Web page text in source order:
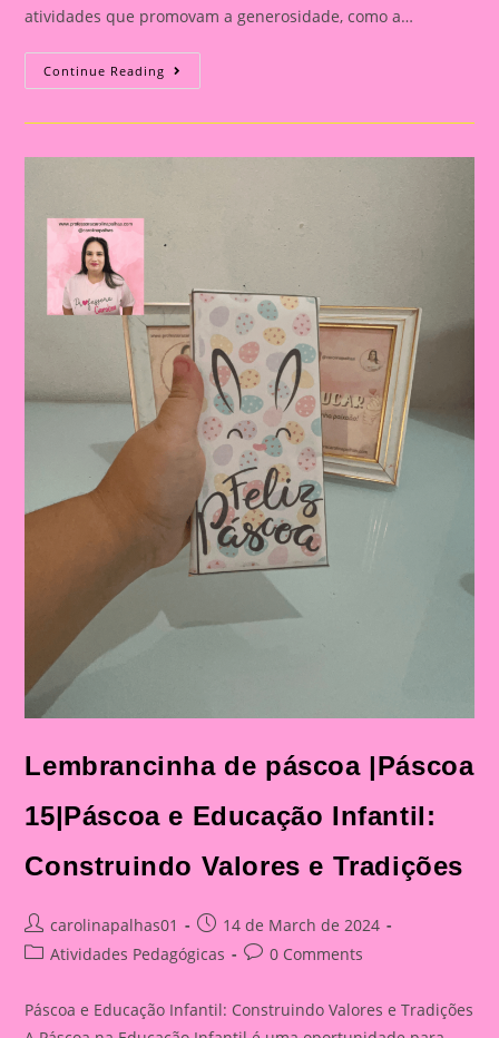
atividades que promovam a generosidade, como a…
Continue Reading Lembrancinha
De
|Páscoa
Educação
E
Tradições
Lembrancinha de páscoa |Páscoa
15|Páscoa e Educação Infantil:
Construindo Valores e Tradições
Post
author:
carolinapalhas01
Post
published:
14 de March de 2024
PostAtividades Pedagógicas
Post0 Comments
Páscoa e Educação Infantil: Construindo Valores e Tradições